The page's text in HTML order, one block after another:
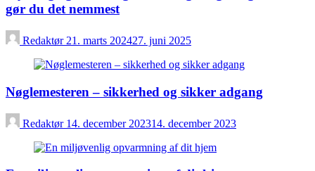
gør du det nemmest
Redaktør 21. marts 202427. juni 2025
Nøglemesteren – sikkerhed og sikker adgang
Redaktør 14. december 202314. december 2023